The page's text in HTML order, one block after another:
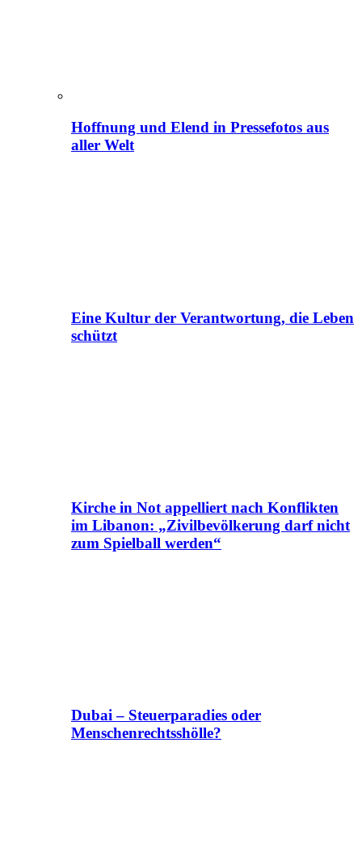
Hoffnung und Elend in Pressefotos aus
aller Welt
Eine Kultur der Verantwortung, die Leben
schützt
Kirche in Not appelliert nach Konflikten
im Libanon: „Zivilbevölkerung darf nicht
zum Spielball werden“
Dubai – Steuerparadies oder
Menschenrechtsshölle?